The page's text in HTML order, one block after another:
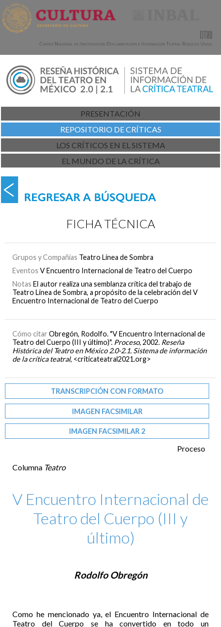
PRESENTACIÓN
REPOSITORIO DE CRÍTICAS
LOS CRÍTICOS EN EL SISTEMA
EL MUNDO DE LA CRÍTICA
FICHA TÉCNICA
Grupos y Compañías Teatro Línea de Sombra
Eventos V Encuentro Internacional de Teatro del Cuerpo
Notas El autor realiza una semblanza crítica del trabajo de
Teatro Línea de Sombra, a propósito de la celebración del V
Encuentro Internacional de Teatro del Cuerpo
Cómo citar Obregón, Rodolfo. "V Encuentro Internacional de
Teatro del Cuerpo (III y último)". Proceso, 2002. Reseña
Histórica del Teatro en México 2.0-2.1. Sistema de información
de la crítica teatral, <criticateatral2021.org>
TRANSCRIPCIÓN CON FORMATO
IMAGEN FACSIMILAR
IMAGEN FACSIMILAR 2
Proceso
Columna Teatro
V Encuentro Internacional de
Teatro del Cuerpo (III y
último)
Rodolfo Obregón
Como he mencionado ya, el Encuentro Internacional de
Teatro del Cuerpo se ha convertido en todo un